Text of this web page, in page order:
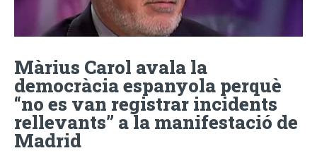
Màrius Carol avala la
democràcia espanyola perquè
“no es van registrar incidents
rellevants” a la manifestació de
Madrid